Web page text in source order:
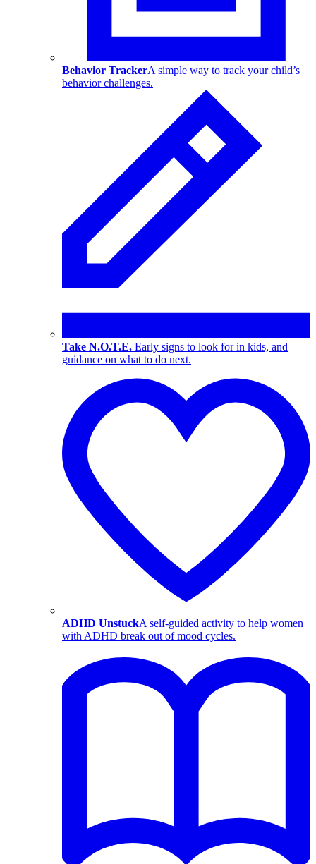
Behavior TrackerA simple way to track your child’s
behavior challenges.
Take N.O.T.E. Early signs to look for in kids, and
guidance on what to do next.
ADHD UnstuckA self-guided activity to help women
with ADHD break out of mood cycles.